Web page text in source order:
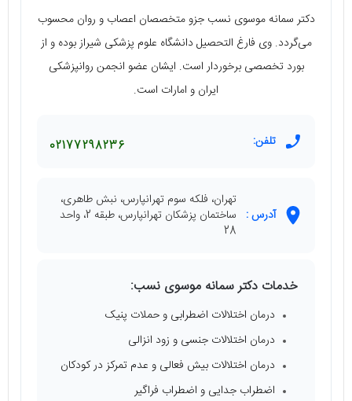
دکتر سمانه موسوی نسب جزو متخصصان اعصاب و روان محسوب
می‌گردد. وی فارغ التحصیل دانشگاه علوم پزشکی شیراز بوده و از
بورد تخصصی برخوردار است. ایشان عضو انجمن روانپزشکی
ایران و امارات است.
تلفن: 02177298236
آدرس :
تهران، فلکه سوم تهرانپارس، نبش طاهری،
ساختمان پزشکان تهرانپارس، طبقه 2، واحد
28
خدمات دکتر سمانه موسوی نسب:
درمان اختلالات اضطرابی و حملات پنیک
درمان اختلالات جنسی و زود انزالی
درمان اختلالات بیش فعالی و عدم تمرکز در کودکان
اضطراب جدایی و اضطراب فراگیر